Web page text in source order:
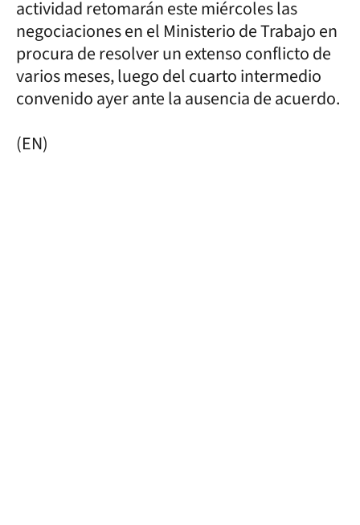
actividad retomarán este miércoles las
negociaciones en el Ministerio de Trabajo en
procura de resolver un extenso conflicto de
varios meses, luego del cuarto intermedio
convenido ayer ante la ausencia de acuerdo.
(EN)